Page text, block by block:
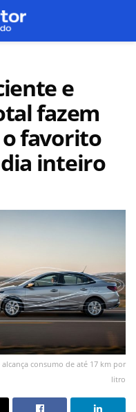
e
fazem
favorito
inteiro
consumo de até 17 km por
litro